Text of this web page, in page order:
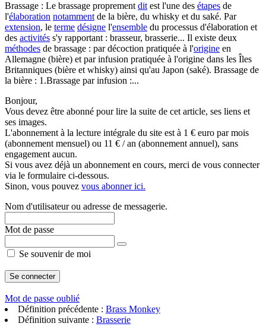
Brassage : Le brassage proprement dit est l'une des étapes de
l'élaboration notamment de la bière, du whisky et du saké. Par
extension, le terme désigne l'ensemble du processus d'élaboration et
des activités s'y rapportant : brasseur, brasserie... Il existe deux
méthodes de brassage : par décoction pratiquée à l'origine en
Allemagne (bière) et par infusion pratiquée à l'origine dans les Îles
Britanniques (bière et whisky) ainsi qu'au Japon (saké). Brassage de
la bière : 1.Brassage par infusion :...
Bonjour,
Vous devez être abonné pour lire la suite de cet article, ses liens et
ses images.
L'abonnement à la lecture intégrale du site est à 1 € euro par mois
(abonnement mensuel) ou 11 € / an (abonnement annuel), sans
engagement aucun.
Si vous avez déjà un abonnement en cours, merci de vous connecter
via le formulaire ci-dessous.
Sinon, vous pouvez vous abonner ici.
Nom d'utilisateur ou adresse de messagerie.
Mot de passe
Se souvenir de moi
Mot de passe oublié
Définition précédente : Brass Monkey
Définition suivante : Brasserie